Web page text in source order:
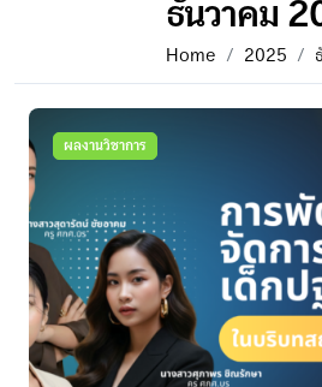
ธันวาคม
Home 2025
ผลงานวิชาการ